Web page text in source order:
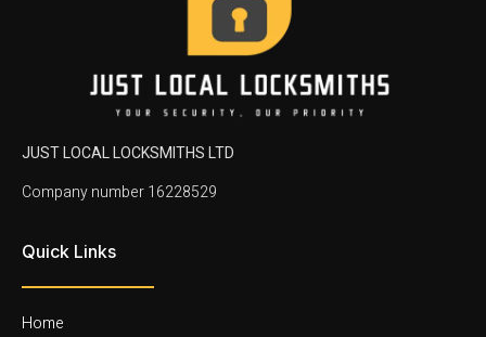
JUST LOCAL LOCKSMITHS LTD
Company number 16228529
Quick Links
Home